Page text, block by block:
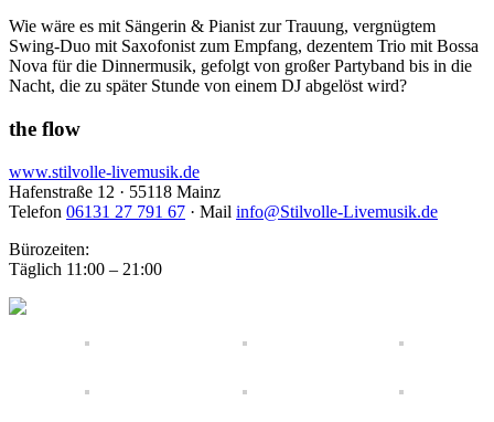
Wie wäre es mit Sängerin & Pianist zur Trauung, vergnügtem
Swing-Duo mit Saxofonist zum Empfang, dezentem Trio mit Bossa
Nova für die Dinnermusik, gefolgt von großer Partyband bis in die
Nacht, die zu später Stunde von einem DJ abgelöst wird?
the flow
www.stilvolle-livemusik.de
Hafenstraße 12 · 55118 Mainz
Telefon 06131 27 791 67 · Mail info@Stilvolle-Livemusik.de
Bürozeiten:
Täglich 11:00 – 21:00